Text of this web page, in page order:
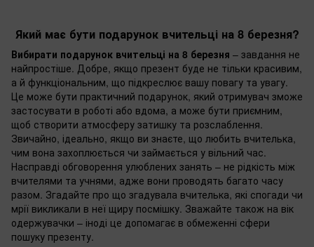
Який має бути подарунок вчительці на 8 березня?
Вибирати подарунок вчительці на 8 березня – завдання не
найпростіше. Добре, якщо презент буде не тільки красивим,
а й функціональним, що підкреслює вашу повагу та увагу.
Це може бути практичний подарунок, який отримувач зможе
застосувати в роботі або вдома, а може бути приємним,
щоб створити атмосферу затишку та розслаблення.
Звичайно, ідеально, якщо ви знаєте, що любить вчителька,
чим вона захоплюється чи займається у вільний час.
Насправді обговорення улюблених занять – не рідкість між
вчителями та учнями, адже вони проводять багато часу
разом. Згадайте про що згадувала вчителька, які спогади чи
мрії викликали в неї щиру посмішку. Зважайте також на вік
одержувачки – іноді це допомагає в обмеженні сфери
пошуку презенту.